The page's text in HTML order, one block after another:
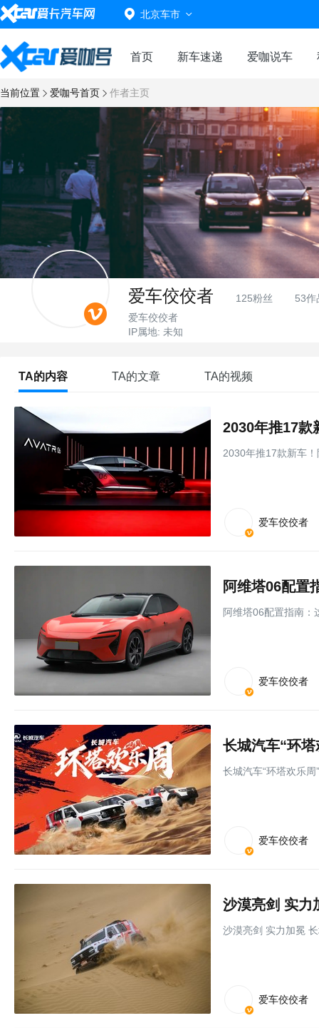
北京车市
首页 新车速递 爱咖说车
当前位置 爱咖号首页 作者主页
爱车佼佼者 125粉丝
53作
爱车佼佼者
IP属地: 未知
TA的内容 TA的文章 TA的视频
2030年推17款
2030年推17款新车
爱车佼佼者
阿维塔06配置
阿维塔06配置指南：
爱车佼佼者
长城汽车“环
长城汽车“环塔欢乐
爱车佼佼者
沙漠亮剑 实力加冕
爱车佼佼者